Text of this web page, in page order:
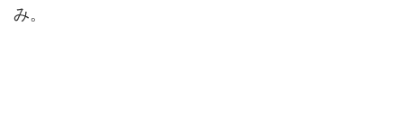
み。